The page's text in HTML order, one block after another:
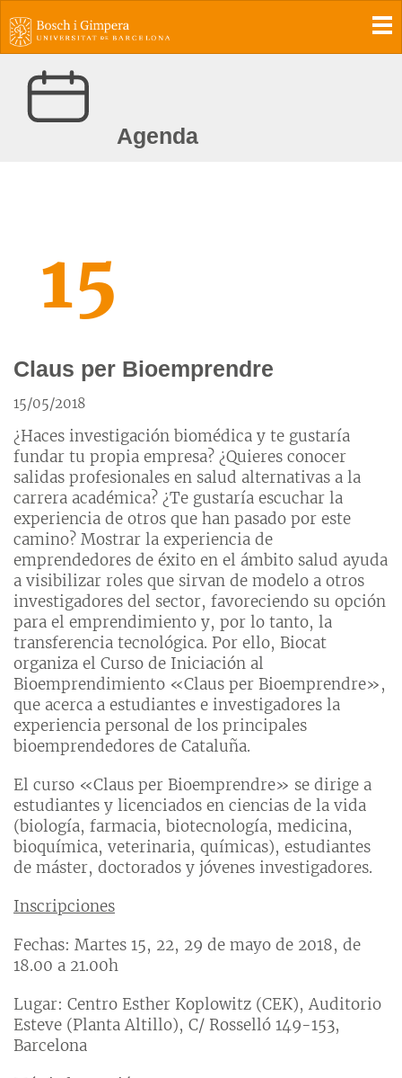
Agenda
15
Claus per Bioemprendre
15/05/2018
¿Haces investigación biomédica y te gustaría
fundar tu propia empresa? ¿Quieres conocer
salidas profesionales en salud alternativas a la
carrera académica? ¿Te gustaría escuchar la
experiencia de otros que han pasado por este
camino? Mostrar la experiencia de
emprendedores de éxito en el ámbito salud ayuda
a visibilizar roles que sirvan de modelo a otros
investigadores del sector, favoreciendo su opción
para el emprendimiento y, por lo tanto, la
transferencia tecnológica. Por ello, Biocat
organiza el Curso de Iniciación al
Bioemprendimiento «Claus per Bioemprendre»,
que acerca a estudiantes e investigadores la
experiencia personal de los principales
bioemprendedores de Cataluña.
El curso «Claus per Bioemprendre» se dirige a
estudiantes y licenciados en ciencias de la vida
(biología, farmacia, biotecnología, medicina,
bioquímica, veterinaria, químicas), estudiantes
de máster, doctorados y jóvenes investigadores.
Inscripciones
Fechas: Martes 15, 22, 29 de mayo de 2018, de
18.00 a 21.00h
Lugar: Centro Esther Koplowitz (CEK), Auditorio
Esteve (Planta Altillo), C/ Rosselló 149-153,
Barcelona